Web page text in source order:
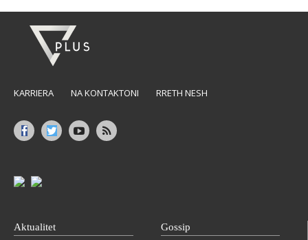
KARRIERA NA KONTAKTONI RRETH NESH
Aktualitet Gossip